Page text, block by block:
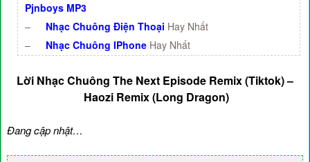
Pjnboys MP3
–
Nhạc Chuông Điện Thoại Hay Nhất
–
Nhạc Chuông IPhone Hay Nhất
Lời Nhạc Chuông The Next Episode Remix (Tiktok) –
Haozi Remix (Long Dragon)
Đang cập nhật…